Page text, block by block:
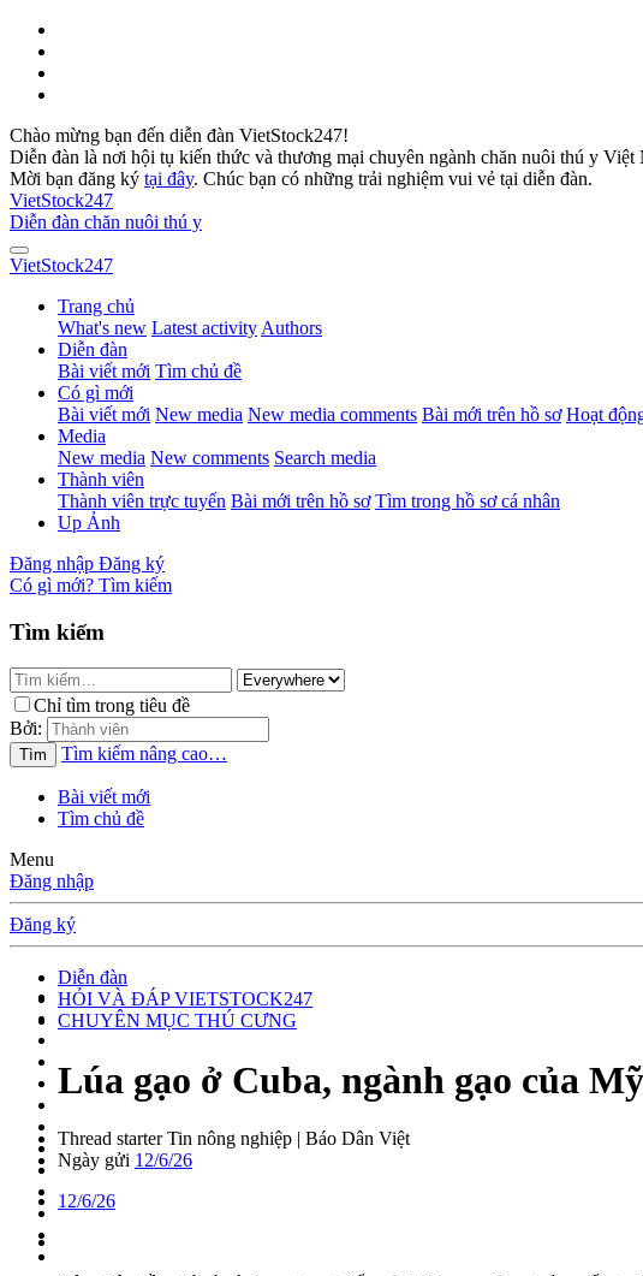
Chào mừng bạn đến diễn đàn VietStock247!
Diễn đàn là nơi hội tụ kiến thức và thương mại chuyên ngành chăn nuôi thú y Việt
Mời bạn đăng ký tại đây. Chúc bạn có những trải nghiệm vui vẻ tại diễn đàn.
VietStock247
Diễn đàn chăn nuôi thú y
VietStock247
Trang chủ
What's new Latest activity Authors
Diễn đàn
Bài viết mới Tìm chủ đề
Có gì mới
Bài viết mới New media New media comments Bài mới trên hồ sơ Hoạt
Media
New media New comments Search media
Thành viên
Thành viên trực tuyến Bài mới trên hồ sơ Tìm trong hồ sơ cá nhân
Up Ảnh
Đăng nhập Đăng ký
Có gì mới? Tìm kiếm
Tìm kiếm
Chỉ tìm trong tiêu đề
Bởi:
Tìm Tìm kiếm nâng cao…
Bài viết mới
Tìm chủ đề
Menu
Đăng nhập
Đăng ký
Diễn đàn
HỎI VÀ ĐÁP VIETSTOCK247
CHUYÊN MỤC THÚ CƯNG
Lúa gạo ở Cuba, ngành gạo của
Thread starter Tin nông nghiệp | Báo Dân Việt
Ngày gửi 12/6/26
12/6/26